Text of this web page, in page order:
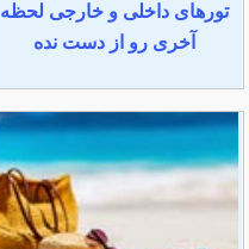
تورهای داخلی و خارجی لحظه
آخری رو از دست نده